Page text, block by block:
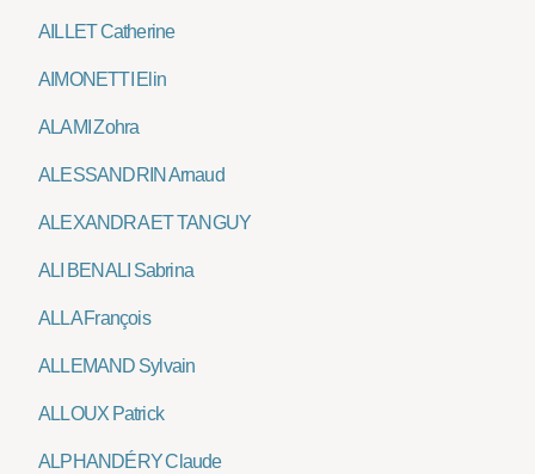
AILLET Catherine
AIMONETTI Elin
ALAMI Zohra
ALESSANDRIN Arnaud
ALEXANDRA ET TANGUY
ALI BENALI Sabrina
ALLA François
ALLEMAND Sylvain
ALLOUX Patrick
ALPHANDÉRY Claude